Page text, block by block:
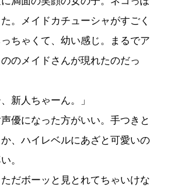
。メイドカチューシャがすごく
ちゃくて、幼い感じ。まるでア
のメイドさんが現れたのだっ
新人ちゃーん。」
優になった方がいい。手つきと
、ハイレベルにあざと可愛いの
。
だボーッと見とれてちゃいけな